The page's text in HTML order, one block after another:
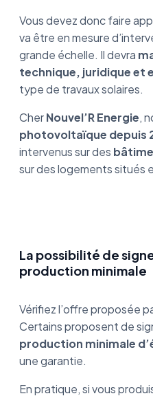
Vous devez donc faire
va être en mesure
grande échelle. Il devra
technique, juridique et
type de travaux solaires.
CherNouvel’R Energie,
photovoltaïque depuis
intervenus sur des
sur des logements situés
La possibilité de
production minimale
Vérifiez l’offre proposée
Certains proposent de
production minimale
une garantie.
En pratique, si vous